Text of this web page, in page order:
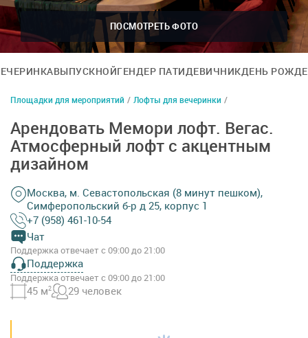
ПОСМОТРЕТЬ ФОТО
ВЫПУСКНОЙГЕНДЕР ПАТИДЕВИЧНИКДЕНЬ
Площадки для мероприятий / Лофты для вечеринки /
Арендовать Мемори лофт. Вегас.
Атмосферный лофт с акцентным
дизайном
Москва, м. Севастопольская (8 минут пешком),
Симферопольский б-р д 25, корпус 1
+7 (958) 461-10-54
Чат
Поддержка отвечает с 09:00 до 21:00
Поддержка
Поддержка отвечает с 09:00 до 21:00
45 м2 29 человек